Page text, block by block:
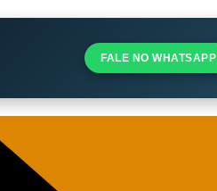
FALE NO WHATSAPP